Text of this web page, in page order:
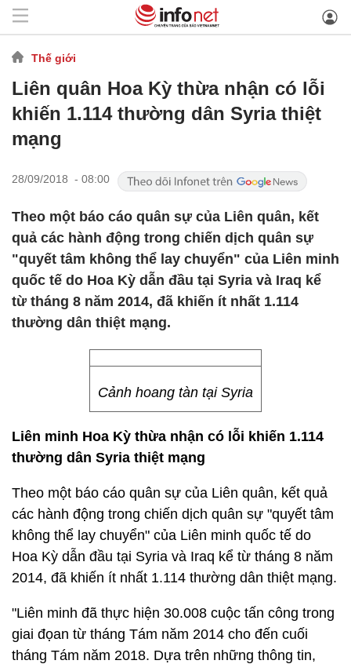
Thế giới
Liên quân Hoa Kỳ thừa nhận có lỗi
khiến 1.114 thường dân Syria thiệt
mạng
28/09/2018 - 08:00
Theo một báo cáo quân sự của Liên quân, kết
quả các hành động trong chiến dịch quân sự
"quyết tâm không thể lay chuyển" của Liên minh
quốc tế do Hoa Kỳ dẫn đầu tại Syria và Iraq kể
từ tháng 8 năm 2014, đã khiến ít nhất 1.114
thường dân thiệt mạng.
Cảnh hoang tàn tại Syria
Liên minh Hoa Kỳ thừa nhận có lỗi khiến 1.114
thường dân Syria thiệt mạng
Theo một báo cáo quân sự của Liên quân, kết quả
các hành động trong chiến dịch quân sự "quyết tâm
không thể lay chuyển" của Liên minh quốc tế do
Hoa Kỳ dẫn đầu tại Syria và Iraq kể từ tháng 8 năm
2014, đã khiến ít nhất 1.114 thường dân thiệt mạng.
"Liên minh đã thực hiện 30.008 cuộc tấn công trong
giai đọan từ tháng Tám năm 2014 cho đến cuối
tháng Tám năm 2018. Dựa trên những thông tin,